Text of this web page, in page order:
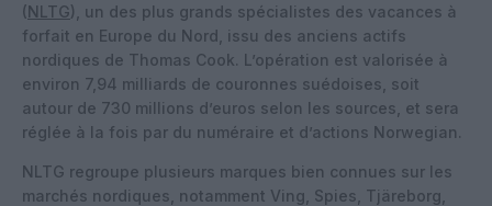
(NLTG), un des plus grands spécialistes des vacances à
forfait en Europe du Nord, issu des anciens actifs
nordiques de Thomas Cook. L’opération est valorisée à
environ 7,94 milliards de couronnes suédoises, soit
autour de 730 millions d’euros selon les sources, et sera
réglée à la fois par du numéraire et d’actions Norwegian.
NLTG regroupe plusieurs marques bien connues sur les
marchés nordiques, notamment Ving, Spies, Tjäreborg,